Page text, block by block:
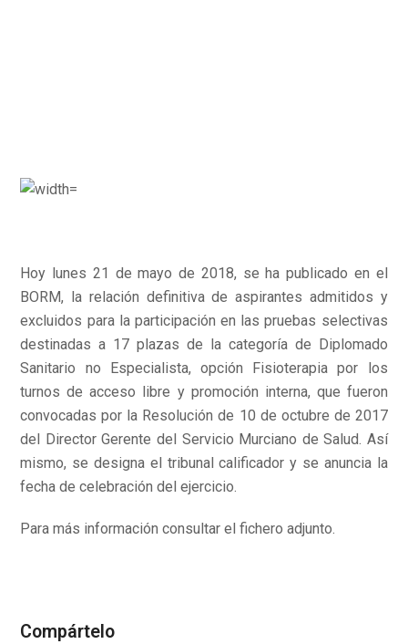
Hoy lunes 21 de mayo de 2018, se ha publicado en el
BORM, la relación definitiva de aspirantes admitidos y
excluidos para la participación en las pruebas selectivas
destinadas a 17 plazas de la categoría de Diplomado
Sanitario no Especialista, opción Fisioterapia por los
turnos de acceso libre y promoción interna, que fueron
convocadas por la Resolución de 10 de octubre de 2017
del Director Gerente del Servicio Murciano de Salud. Así
mismo, se designa el tribunal calificador y se anuncia la
fecha de celebración del ejercicio.
Para más información consultar el fichero adjunto.
Compártelo